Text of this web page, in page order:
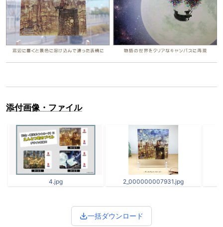
添付画像・ファイル
4.jpg 2_000000007931.jpg
一括ダウンロード